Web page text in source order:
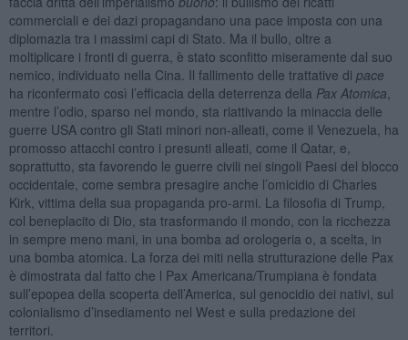
commerciali e dei dazi propagandano una pace imposta con una
diplomazia tra i massimi capi di Stato. Ma il bullo, oltre a
moltiplicare i fronti di guerra, è stato sconfitto miseramente dal suo
nemico, individuato nella Cina. Il fallimento delle trattative di pace
ha riconfermato così l’efficacia della deterrenza della Pax Atomica
mentre l’odio, sparso nel mondo, sta riattivando la minaccia delle
guerre USA contro gli Stati minori non-alleati, come il Venezuela, ha
promosso attacchi contro i presunti alleati, come il Qatar, e,
soprattutto, sta favorendo le guerre civili nei singoli Paesi del blocco
occidentale, come sembra presagire anche l’omicidio di Charles
Kirk, vittima della sua propaganda pro-armi. La filosofia di Trump,
col beneplacito di Dio, sta trasformando il mondo, con la ricchezza
in sempre meno mani, in una bomba ad orologeria o, a scelta, in
una bomba atomica. La forza dei miti nella strutturazione delle Pax
è dimostrata dal fatto che l Pax Americana/Trumpiana è fondata
sull’epopea della scoperta dell’America, sul genocidio dei nativi, sul
colonialismo d’insediamento nel West e sulla predazione dei
territori.